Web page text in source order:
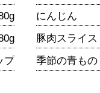
にんじん
豚肉スライス
プ 季節の青もの